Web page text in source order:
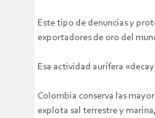
Este tipo de denuncias y
exportadores de oro del
Esa actividad aurífera
Colombia conserva las
explota sal terrestre y